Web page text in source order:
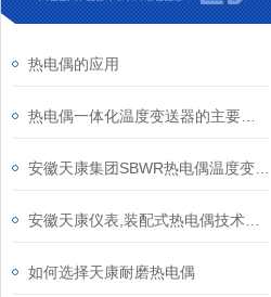
热电偶的应用
如何选择天康耐磨热电偶